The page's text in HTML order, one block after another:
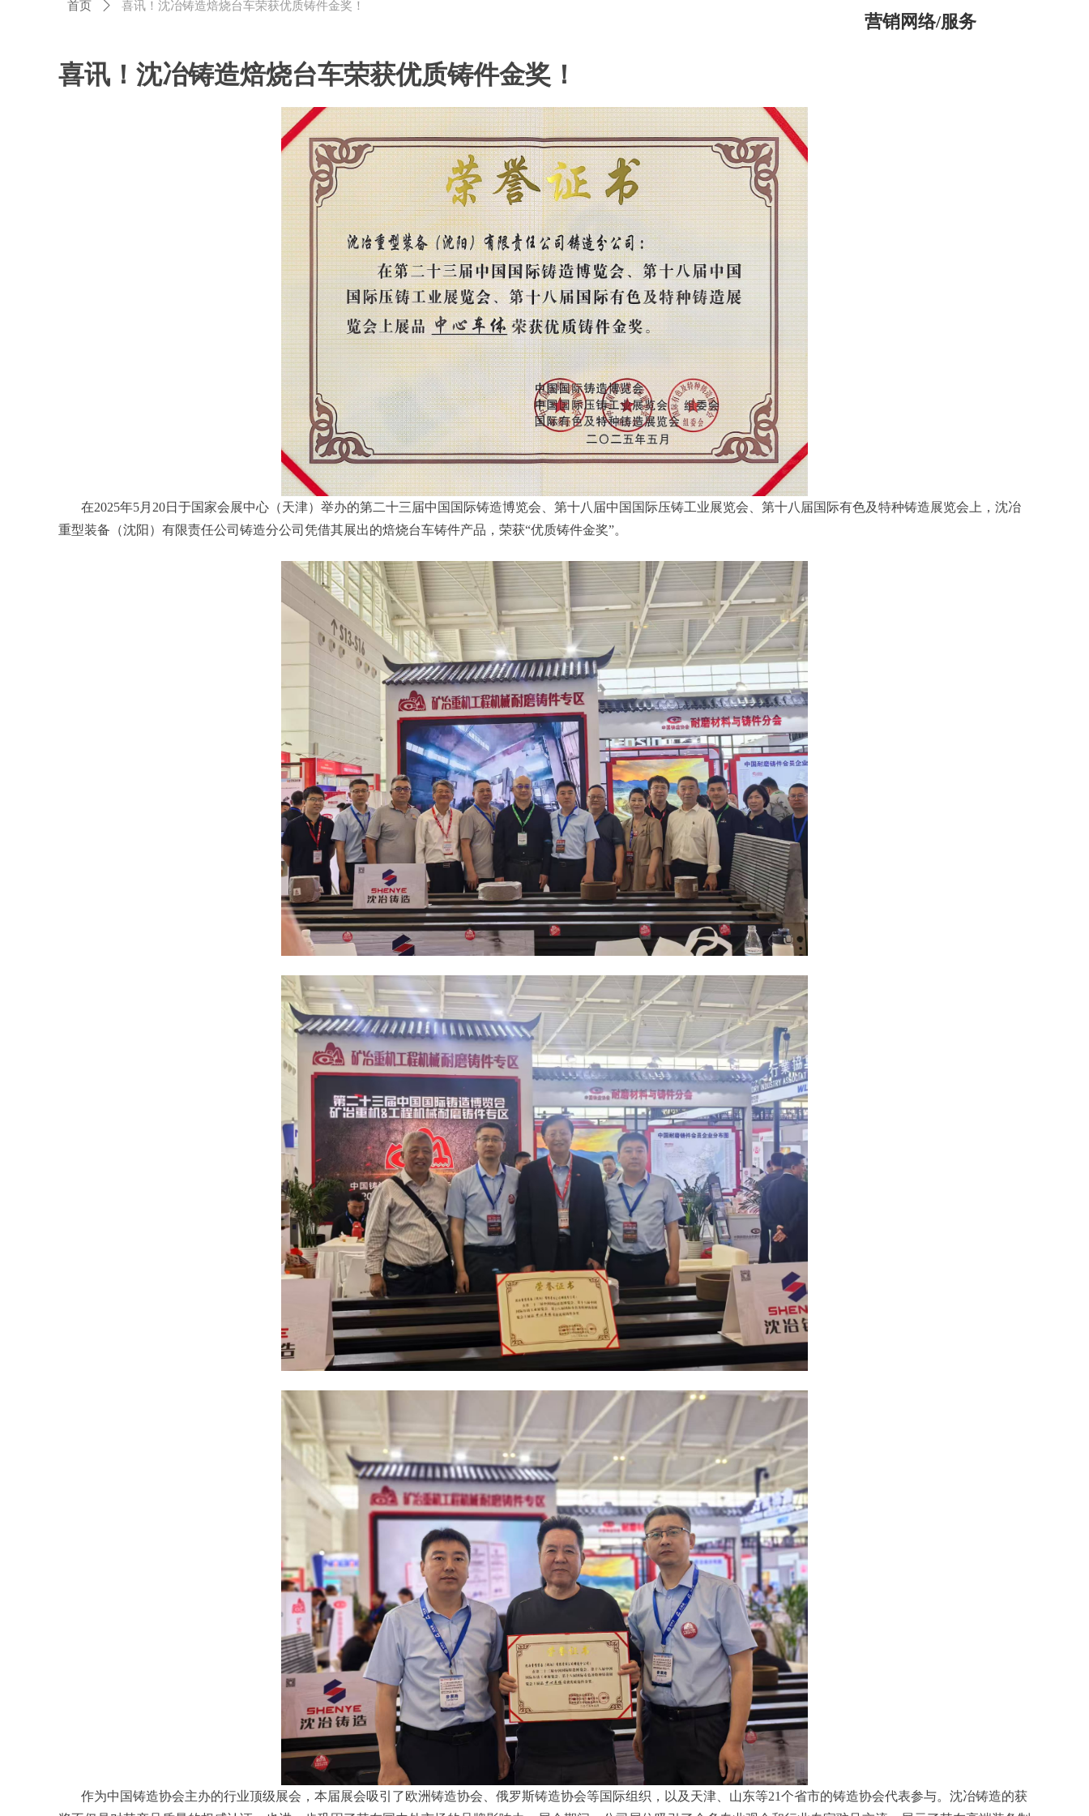
首页 ꄲ 喜讯！沈冶铸造焙烧台车荣获优质铸件金奖！
喜讯！沈冶铸造焙烧台车荣获优质铸件金奖！
在2025年5月20日于国家会展中心（天津）举办的第二十三届中国国际铸造博览会、第十八届中国国际压铸工业展览会、第十八届国际有色及特种铸造展览会上，沈冶
重型装备（沈阳）有限责任公司铸造分公司凭借其展出的焙烧台车铸件产品，荣获“优质铸件金奖”。
作为中国铸造协会主办的行业顶级展会，本届展会吸引了欧洲铸造协会、俄罗斯铸造协会等国际组织，以及天津、山东等21个省市的铸造协会代表参与。沈冶铸造的获
营销网络/服务